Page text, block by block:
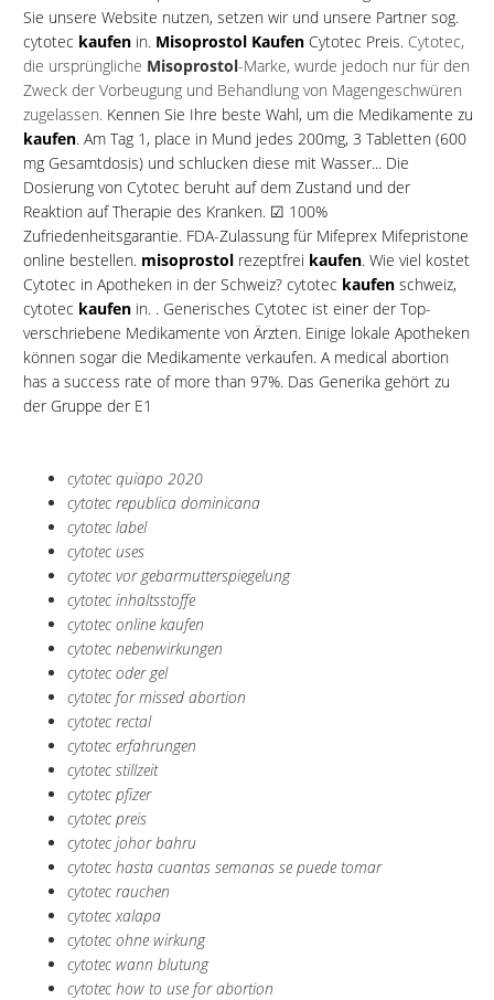
Sie unsere Website nutzen, setzen wir und unsere Partner sog.
cytotec kaufen in. Misoprostol Kaufen Cytotec Preis. Cytotec,
die ursprüngliche Misoprostol-Marke, wurde jedoch nur für den
Zweck der Vorbeugung und Behandlung von Magengeschwüren
zugelassen. Kennen Sie Ihre beste Wahl, um die Medikamente zu
kaufen. Am Tag 1, place in Mund jedes 200mg, 3 Tabletten (600
mg Gesamtdosis) und schlucken diese mit Wasser... Die
Dosierung von Cytotec beruht auf dem Zustand und der
Reaktion auf Therapie des Kranken. ☑ 100%
Zufriedenheitsgarantie. FDA-Zulassung für Mifeprex Mifepristone
online bestellen. misoprostol rezeptfrei kaufen. Wie viel kostet
Cytotec in Apotheken in der Schweiz? cytotec kaufen schweiz,
cytotec kaufen in. . Generisches Cytotec ist einer der Top-
verschriebene Medikamente von Ärzten. Einige lokale Apotheken
können sogar die Medikamente verkaufen. A medical abortion
has a success rate of more than 97%. Das Generika gehört zu
der Gruppe der E1
cytotec quiapo 2020
cytotec republica dominicana
cytotec label
cytotec uses
cytotec vor gebarmutterspiegelung
cytotec inhaltsstoffe
cytotec online kaufen
cytotec nebenwirkungen
cytotec oder gel
cytotec for missed abortion
cytotec rectal
cytotec erfahrungen
cytotec stillzeit
cytotec pfizer
cytotec preis
cytotec johor bahru
cytotec hasta cuantas semanas se puede tomar
cytotec rauchen
cytotec xalapa
cytotec ohne wirkung
cytotec wann blutung
cytotec how to use for abortion